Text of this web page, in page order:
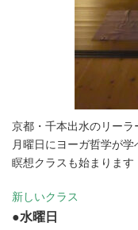
京都・千本出水のリーラ
月曜日にヨーガ哲学が
瞑想クラスも始まります
新しいクラス
●水曜日